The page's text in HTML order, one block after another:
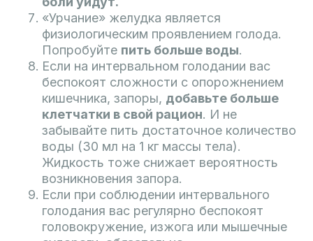
«Урчание» желудка является
физиологическим проявлением голода.
Попробуйте пить больше воды.
Если на интервальном голодании вас
беспокоят сложности с опорожнением
кишечника, запоры, добавьте больше
клетчатки в свой рацион. И не
забывайте пить достаточное количество
воды (30 мл на 1 кг массы тела).
Жидкость тоже снижает вероятность
возникновения запора.
Если при соблюдении интервального
голодания вас регулярно беспокоят
головокружение, изжога или мышечные